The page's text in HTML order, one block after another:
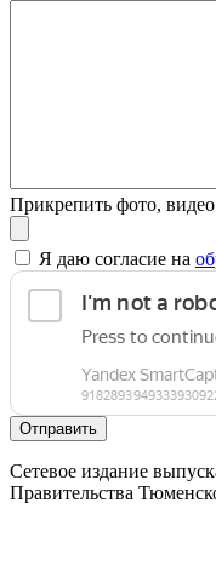
Прикрепить фото,
Я даю согласие на
Отправить
Сетевое издание
Правительства